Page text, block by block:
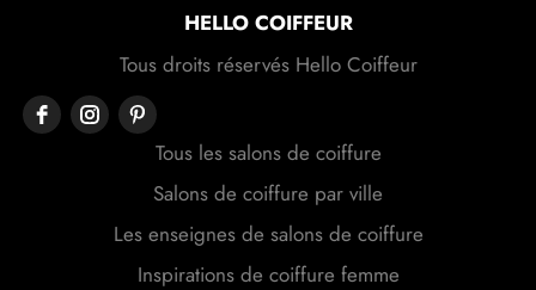
HELLO COIFFEUR
Tous droits réservés Hello Coiffeur
Tous les salons de coiffure
Salons de coiffure par ville
Les enseignes de salons de coiffure
Inspirations de coiffure femme